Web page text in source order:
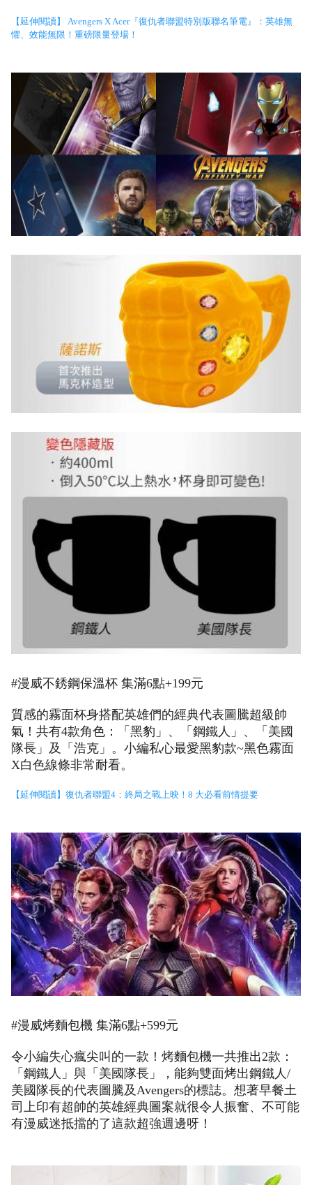
【延伸閱讀】 Avengers X Acer『復仇者聯盟特別版聯名筆電』：英雄無
懼、效能無限！重磅限量登場！
#漫威不銹鋼保溫杯 集滿6點+199元
質感的霧面杯身搭配英雄們的經典代表圖騰超級帥
氣！共有4款角色：「黑豹」、「鋼鐵人」、「美國
隊長」及「浩克」。小編私心最愛黑豹款~黑色霧面
X白色線條非常耐看。
【延伸閱讀】復仇者聯盟4：終局之戰上映！8 大必看前情提要
#漫威烤麵包機 集滿6點+599元
令小編失心瘋尖叫的一款！烤麵包機一共推出2款：
「鋼鐵人」與「美國隊長」，能夠雙面烤出鋼鐵人/
美國隊長的代表圖騰及Avengers的標誌。想著早餐土
司上印有超帥的英雄經典圖案就很令人振奮、不可能
有漫威迷抵擋的了這款超強週邊呀！